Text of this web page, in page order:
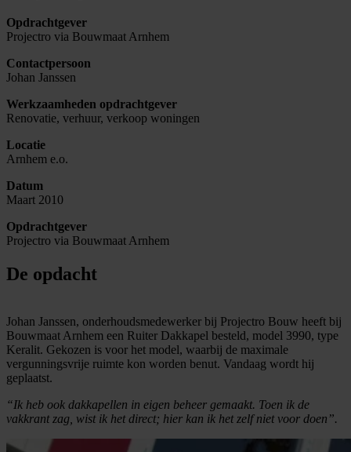
Opdrachtgever
Projectro via Bouwmaat Arnhem
Contactpersoon
Johan Janssen
Werkzaamheden opdrachtgever
Renovatie, verhuur, verkoop woningen
Locatie
Arnhem e.o.
Datum
Maart 2010
Opdrachtgever
Projectro via Bouwmaat Arnhem
De opdacht
Johan Janssen, onderhoudsmedewerker bij Projectro Bouw heeft bij
Bouwmaat Arnhem een Ruiter Dakkapel besteld, model 3990, type
Keralit. Gekozen is voor het model, waarbij de maximale
vergunningsvrije ruimte kon worden benut. Vandaag wordt hij
geplaatst.
“Ik heb ook dakkapellen in eigen beheer gemaakt. Toen ik de
vakkrant zag, wist ik het direct; hier kan ik het zelf niet voor doen”.